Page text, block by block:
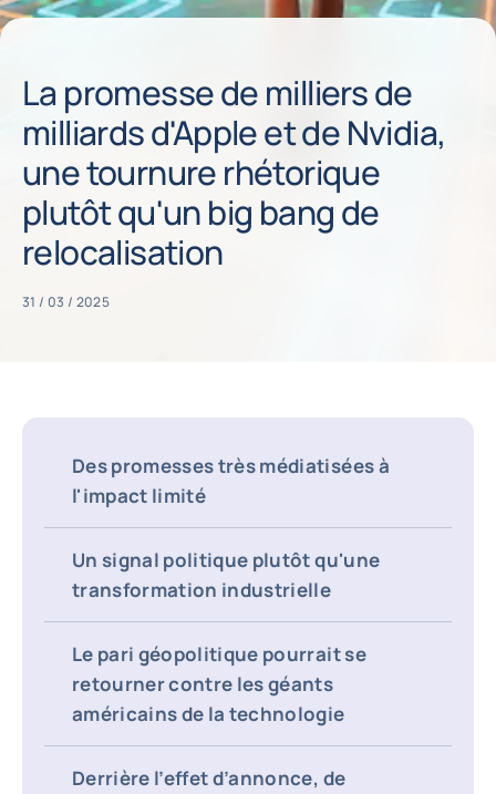
La promesse de milliers de
milliards d'Apple et de Nvidia,
une tournure rhétorique
plutôt qu'un big bang de
relocalisation
31 / 03 / 2025
Des promesses très médiatisées à
l'impact limité
Un signal politique plutôt qu'une
transformation industrielle
Le pari géopolitique pourrait se
retourner contre les géants
américains de la technologie
Derrière l’effet d’annonce, de